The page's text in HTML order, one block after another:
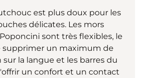
est plus doux pour les
délicates. Les mors
sont très flexibles, le
un maximum de
la langue et les barres du
un confort et un contact